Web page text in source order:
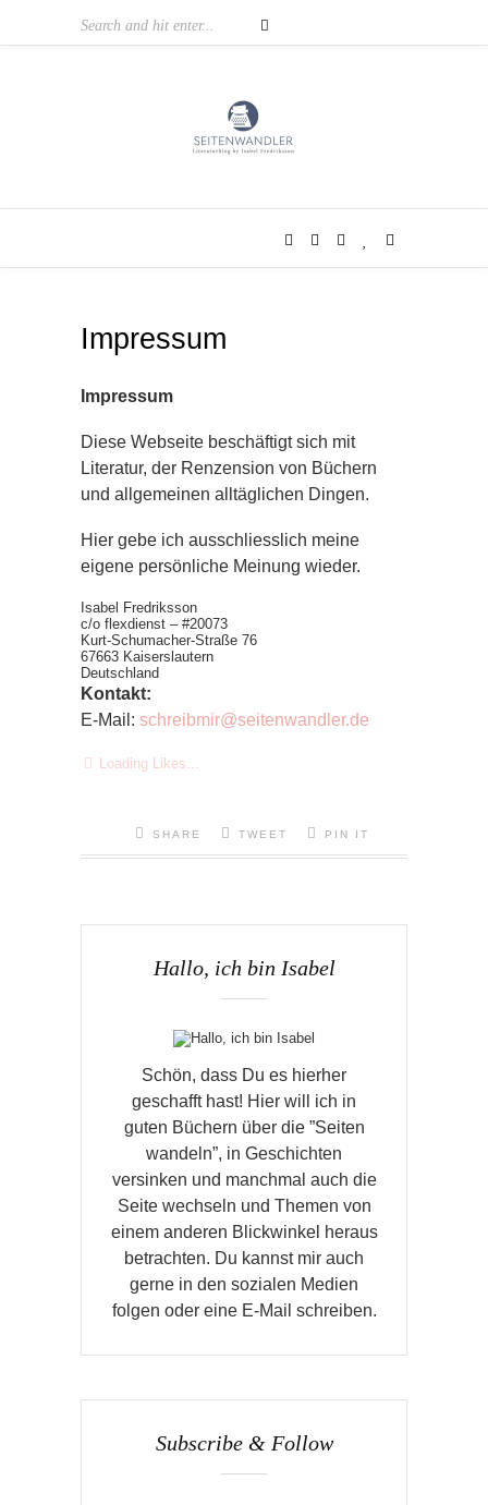
Impressum
Impressum
Diese Webseite beschäftigt sich mit
Literatur, der Renzension von Büchern
und allgemeinen alltäglichen Dingen.
Hier gebe ich ausschliesslich meine
eigene persönliche Meinung wieder.
Isabel Fredriksson
c/o flexdienst – #20073
Kurt-Schumacher-Straße 76
67663 Kaiserslautern
Deutschland
Kontakt:
E-Mail: schreibmir@seitenwandler.de
Loading Likes...
SHARE TWEET PIN IT
Hallo, ich bin Isabel
Schön, dass Du es hierher
geschafft hast! Hier will ich in
guten Büchern über die ”Seiten
wandeln”, in Geschichten
versinken und manchmal auch die
Seite wechseln und Themen von
einem anderen Blickwinkel heraus
betrachten. Du kannst mir auch
gerne in den sozialen Medien
folgen oder eine E-Mail schreiben.
Subscribe & Follow